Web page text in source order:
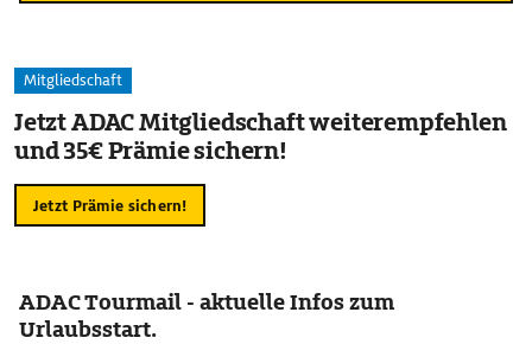
Mitgliedschaft
Jetzt ADAC Mitgliedschaft weiterempfehlen
und 35€ Prämie sichern!
Jetzt Prämie sichern!
ADAC Tourmail - aktuelle Infos zum
Urlaubsstart.